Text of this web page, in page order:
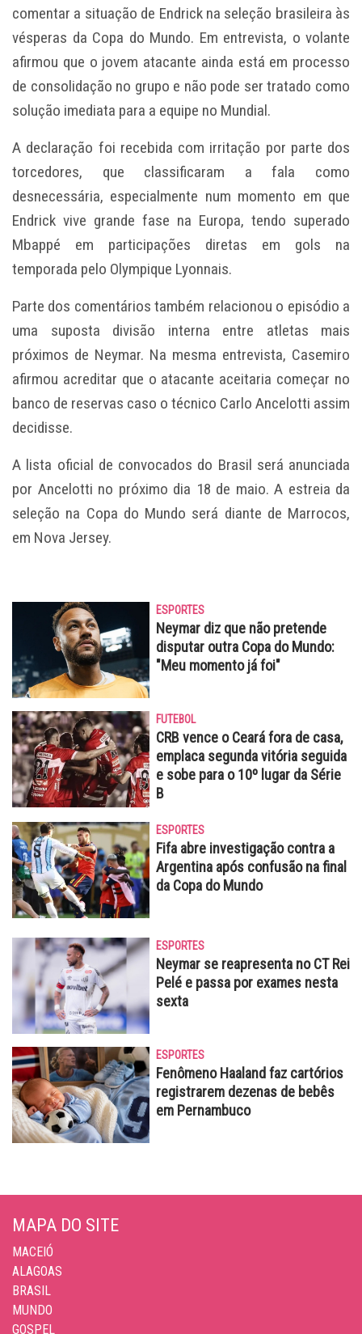
comentar a situação de Endrick na seleção brasileira às
vésperas da Copa do Mundo. Em entrevista, o volante
afirmou que o jovem atacante ainda está em processo
de consolidação no grupo e não pode ser tratado como
solução imediata para a equipe no Mundial.
A declaração foi recebida com irritação por parte dos
torcedores, que classificaram a fala como
desnecessária, especialmente num momento em que
Endrick vive grande fase na Europa, tendo superado
Mbappé em participações diretas em gols na
temporada pelo Olympique Lyonnais.
Parte dos comentários também relacionou o episódio a
uma suposta divisão interna entre atletas mais
próximos de Neymar. Na mesma entrevista, Casemiro
afirmou acreditar que o atacante aceitaria começar no
banco de reservas caso o técnico Carlo Ancelotti assim
decidisse.
A lista oficial de convocados do Brasil será anunciada
por Ancelotti no próximo dia 18 de maio. A estreia da
seleção na Copa do Mundo será diante de Marrocos,
em Nova Jersey.
ESPORTES
Neymar diz que não pretende
disputar outra Copa do Mundo:
"Meu momento já foi"
FUTEBOL
CRB vence o Ceará fora de casa,
emplaca segunda vitória seguida
e sobe para o 10º lugar da Série
B
ESPORTES
Fifa abre investigação contra a
Argentina após confusão na final
da Copa do Mundo
ESPORTES
Neymar se reapresenta no CT Rei
Pelé e passa por exames nesta
sexta
ESPORTES
Fenômeno Haaland faz cartórios
registrarem dezenas de bebês
em Pernambuco
MAPA DO SITE
MACEIÓ
ALAGOAS
BRASIL
MUNDO
GOSPEL